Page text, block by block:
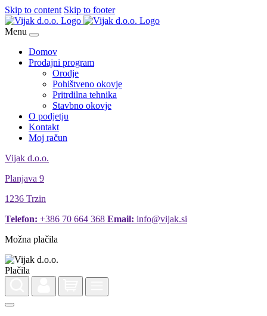
Skip to content Skip to footer
Menu
Domov
Prodajni program
Orodje
Pohištveno okovje
Pritrdilna tehnika
Stavbno okovje
O podjetju
Kontakt
Moj račun
Vijak d.o.o.
Planjava 9
1236 Trzin
Telefon: +386 70 664 368 Email: info@vijak.si
Možna plačila